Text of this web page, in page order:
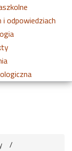
odpowiedziach
/